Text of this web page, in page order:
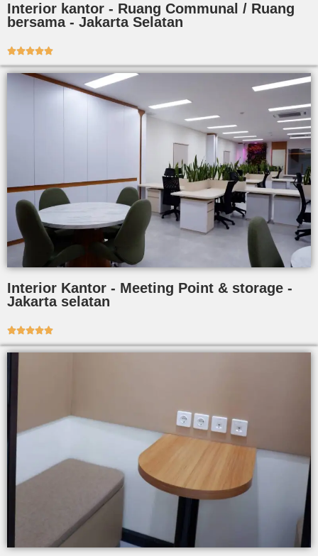
Interior kantor - Ruang Communal / Ruang
bersama - Jakarta Selatan

Interior Kantor - Meeting Point & storage -
Jakarta selatan
